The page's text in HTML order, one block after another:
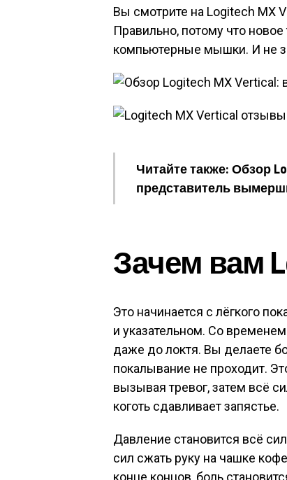
Вы смотрите на Logitech MX
Правильно, потому что
компьютерные мышки. И не
Читайте также: Обзор
представитель
Зачем вам
Это начинается с лёгкого
и указательном. Со
даже до локтя. Вы делаете
покалывание не проходит.
вызывая тревог, затем всё
коготь сдавливает запястье.
Давление становится всё
сил сжать руку на чашке
конце концов, боль